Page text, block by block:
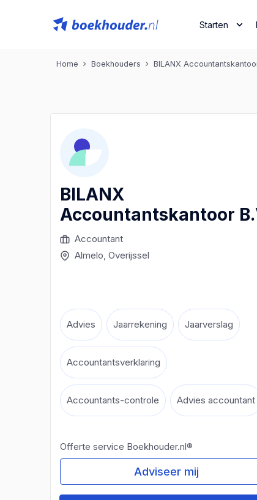
Starten
Home Boekhouders BILANX
BILANX
Accountantskantoor
Accountant
Almelo, Overijssel
Advies Jaarrekening Jaarverslag
Accountantsverklaring
Accountants-controle Advies accountant
Offerte service Boekhouder.nl®
Adviseer mij